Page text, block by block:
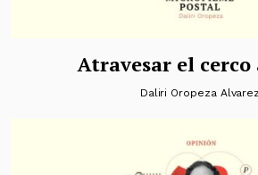
Atravesar el cerco
Daliri Oropeza Alvarez